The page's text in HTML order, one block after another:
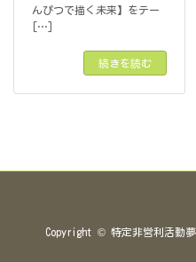
んぴつで描く未来】をテー
[…]
続きを読む
Copyright © 特定非営利活動